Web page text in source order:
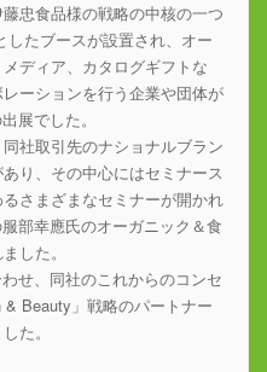
忠食品様の戦略の中核の一つ
したブースが設置され、オー
ディア、カタログギフトな
ーションを行う企業や団体が
展でした。
社取引先のナショナルブラン
り、その中心にはセミナース
さまざまなセミナーが開かれ
部幸應氏のオーガニック＆食
した。
せ、同社のこれからのコンセ
Beauty」戦略のパートナー
た。